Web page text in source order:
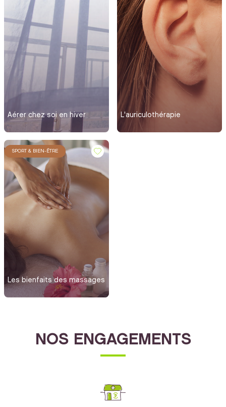
Aérer chez soi en hiver L'auriculothérapie
SPORT & BIEN-ÊTRE
Les bienfaits des massages
NOS ENGAGEMENTS